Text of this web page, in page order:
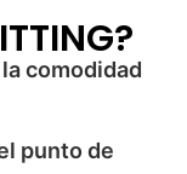
comodidad
punto de